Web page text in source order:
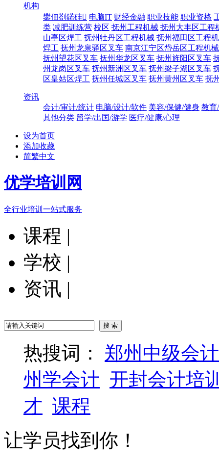
机构
鐢佃剳鍩硅 电脑IT 财经金融 职业技能 职业资格
类 减肥训练营 校区 抚州工程机械 抚州大丰区工程
山亭区焊工 抚州牡丹区工程机械 抚州福田区工程
焊工 抚州龙泉驿区叉车 南京江宁区岱岳区工程机械
抚州望花区叉车 抚州华龙区叉车 抚州旌阳区叉车
州龙岗区叉车 抚州新洲区叉车 抚州梁子湖区叉车
区皇姑区焊工 抚州任城区叉车 抚州黄州区叉车 抚
资讯
会计/审计/统计 电脑/设计/软件 美容/保健/健身 教育
其他分类 留学/出国/游学 医疗/健康/心理
设为首页
添加收藏
简繁中文
优学培训网
全行业培训一站式服务
课程 |
学校 |
资讯 |
热搜词： 郑州中级会
州学会计 开封会计培
才 课程
让学员找到你！